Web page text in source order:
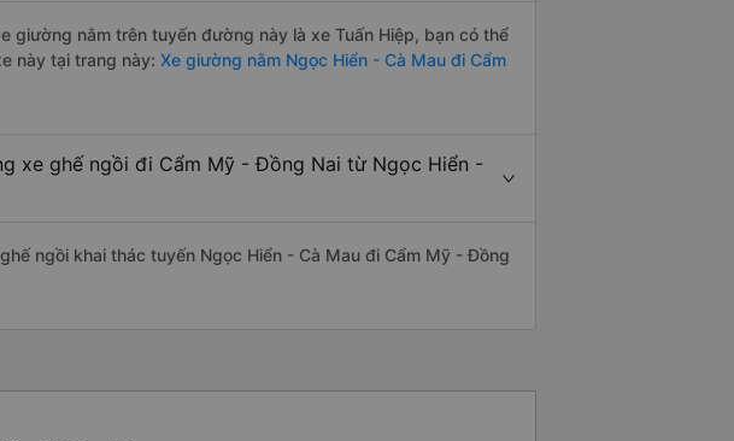
giường nằm trên tuyến đường này là xe Tuấn Hiệp, bạn có thể
này tại trang này: Xe giường nằm Ngọc Hiển - Cà Mau đi Cẩm
xe ghế ngồi đi Cẩm Mỹ - Đồng Nai từ Ngọc Hiển -
ngồi khai thác tuyến Ngọc Hiển - Cà Mau đi Cẩm Mỹ - Đồng